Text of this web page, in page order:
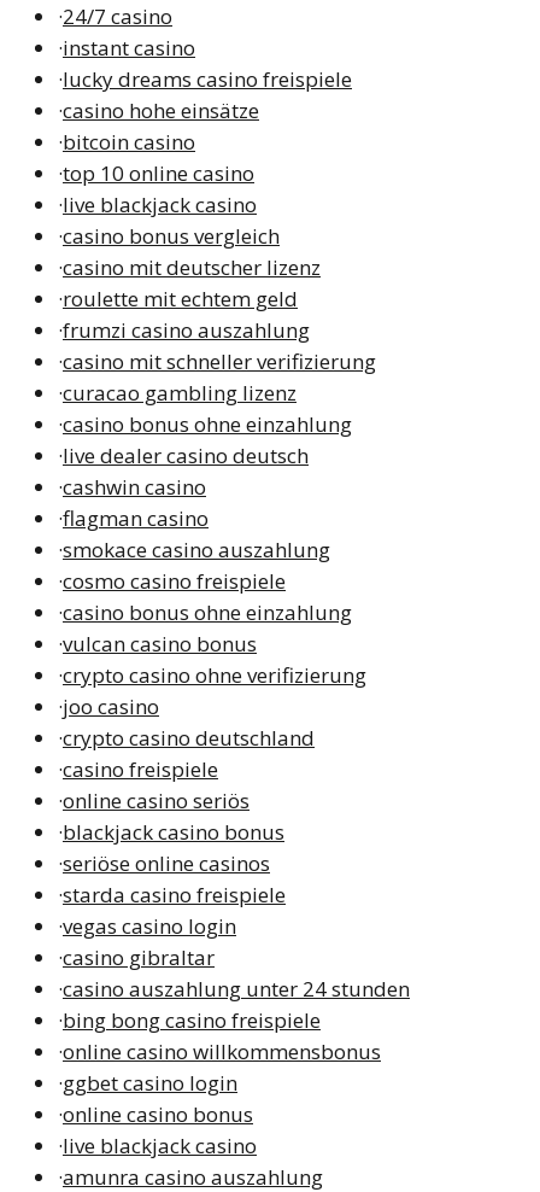
·24/7 casino
·instant casino
·lucky dreams casino freispiele
·casino hohe einsätze
·bitcoin casino
·top 10 online casino
·live blackjack casino
·casino bonus vergleich
·casino mit deutscher lizenz
·roulette mit echtem geld
·frumzi casino auszahlung
·casino mit schneller verifizierung
·curacao gambling lizenz
·casino bonus ohne einzahlung
·live dealer casino deutsch
·cashwin casino
·flagman casino
·smokace casino auszahlung
·cosmo casino freispiele
·casino bonus ohne einzahlung
·vulcan casino bonus
·crypto casino ohne verifizierung
·joo casino
·crypto casino deutschland
·casino freispiele
·online casino seriös
·blackjack casino bonus
·seriöse online casinos
·starda casino freispiele
·vegas casino login
·casino gibraltar
·casino auszahlung unter 24 stunden
·bing bong casino freispiele
·online casino willkommensbonus
·ggbet casino login
·online casino bonus
·live blackjack casino
·amunra casino auszahlung